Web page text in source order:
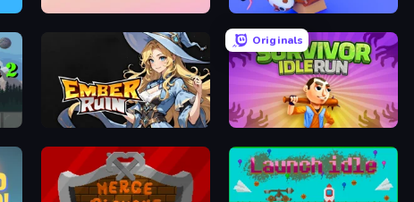
Hamster Factory ASMR
Ember Ruin
Originals
Survivor Idle Run